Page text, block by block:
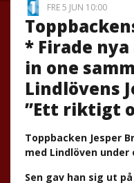
FRE 5 JUN 10:00
* Firade
in one
Lindlövens
”Ett riktigt
Toppbacken Jesper
med Lindlöven under
Sen gav han sig ut